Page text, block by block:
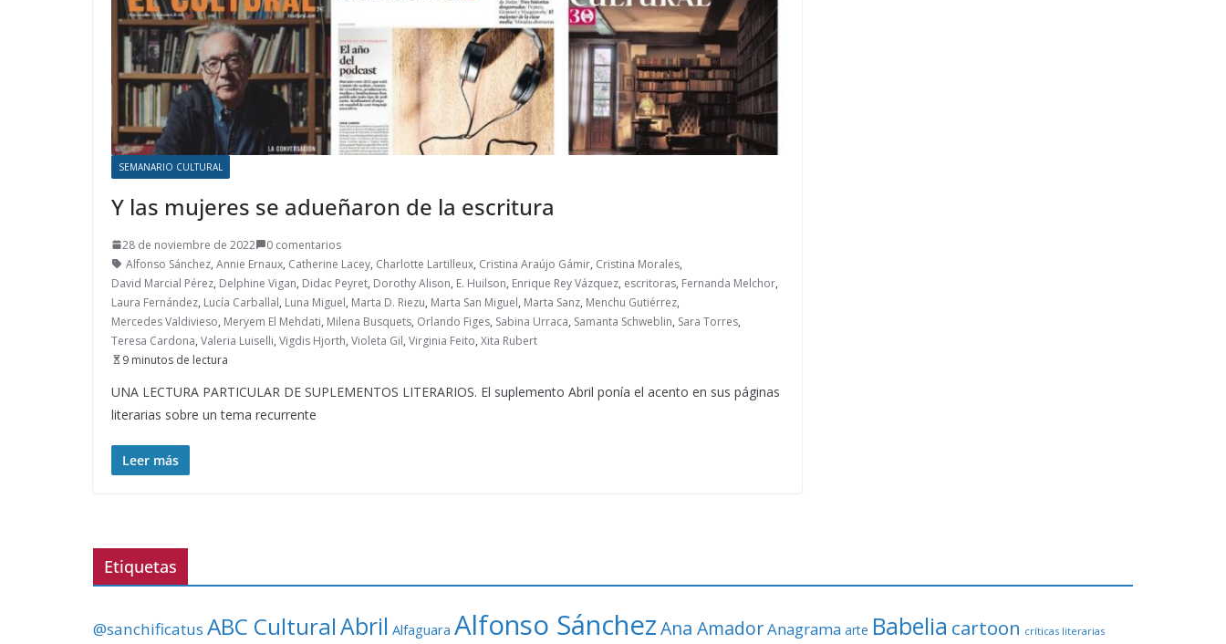
SEMANARIO CULTURAL
Y las mujeres se adueñaron de la escritura
28 de noviembre de 2022
0 comentarios
Alfonso Sánchez, Annie Ernaux, Catherine Lacey, Charlotte Lartilleux, Cristina Araújo Gámir, Cristina Morales,
David Marcial Pérez, Delphine Vigan, Didac Peyret, Dorothy Alison, E. Huilson, Enrique Rey Vázquez, escritoras, Fernanda Melchor,
Laura Fernández, Lucía Carballal, Luna Miguel, Marta D. Riezu, Marta San Miguel, Marta Sanz, Menchu Gutiérrez,
Mercedes Valdivieso, Meryem El Mehdati, Milena Busquets, Orlando Figes, Sabina Urraca, Samanta Schweblin, Sara Torres,
Teresa Cardona, Valeria Luiselli, Vigdis Hjorth, Violeta Gil, Virginia Feito, Xita Rubert
9 minutos de lectura
UNA LECTURA PARTICULAR DE SUPLEMENTOS LITERARIOS. El suplemento Abril ponía el acento en sus páginas
literarias sobre un tema recurrente
Leer más
Etiquetas
@sanchificatus ABC CulturalAbril Alfaguara Alfonso SánchezAna AmadorAnagrama arte Babelia cartoon críticas literarias